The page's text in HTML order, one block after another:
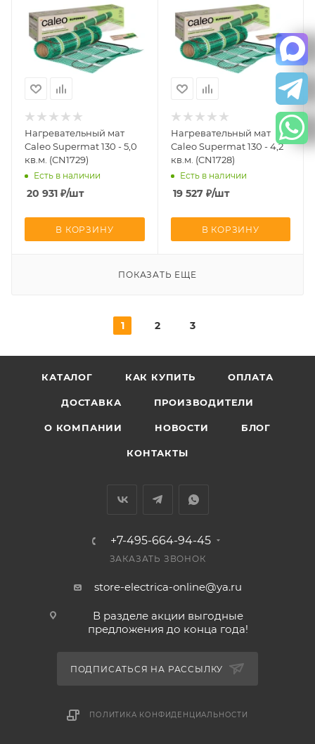
Нагревательный мат
Caleo Supermat 130 - 5,0
кв.м. (CN1729)
Есть в наличии
20 931 ₽/шт
В КОРЗИНУ
Нагревательный мат
Caleo Supermat 130 - 4,2
кв.м. (CN1728)
Есть в наличии
19 527₽/шт
В КОРЗИНУ
ПОКАЗАТЬ ЕЩЕ
1 2 3
КАТАЛОГ КАК КУПИТЬ ОПЛАТА
ДОСТАВКА ПРОИЗВОДИТЕЛИ
О КОМПАНИИ НОВОСТИ БЛОГ
КОНТАКТЫ
+7-495-664-94-45
ЗАКАЗАТЬ ЗВОНОК
store-electrica-online@ya.ru
В разделе акции выгодные
предложения до конца года!
ПОДПИСАТЬСЯ НА РАССЫЛКУ
ПОЛИТИКА КОНФИДЕНЦИАЛЬНОСТИ